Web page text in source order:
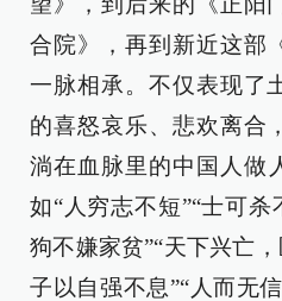
合院》，再到新近这部
一脉相承。不仅表现了
的喜怒哀乐、悲欢离合
淌在血脉里的中国人做
如“人穷志不短”“士可杀
狗不嫌家贫”“天下兴亡
子以自强不息”“人而无